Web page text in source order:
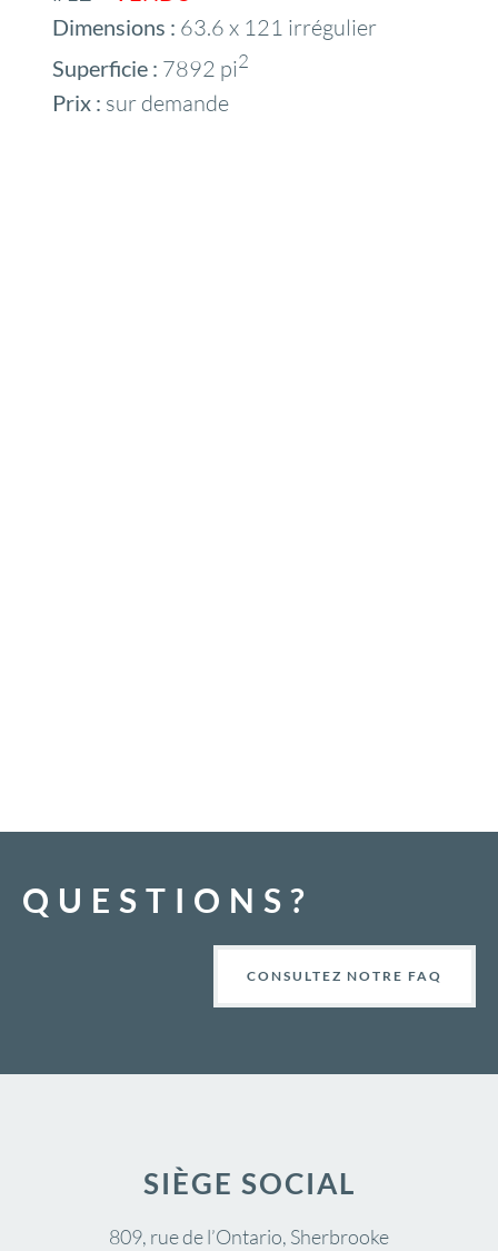
Dimensions : 63.6 x 121 irrégulier
Superficie : 7892 pi2
Prix : sur demande
QUESTIONS?
CONSULTEZ NOTRE FAQ
SIÈGE SOCIAL
809, rue de l’Ontario, Sherbrooke